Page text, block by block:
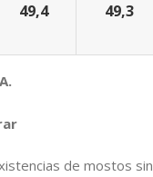
49,4 49,3
de mostos sin